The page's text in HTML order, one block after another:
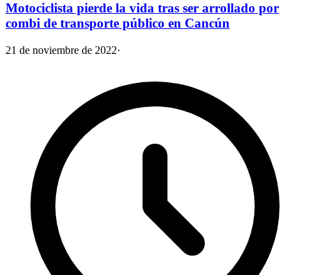
Motociclista pierde la vida tras ser arrollado por
combi de transporte público en Cancún
21 de noviembre de 2022·